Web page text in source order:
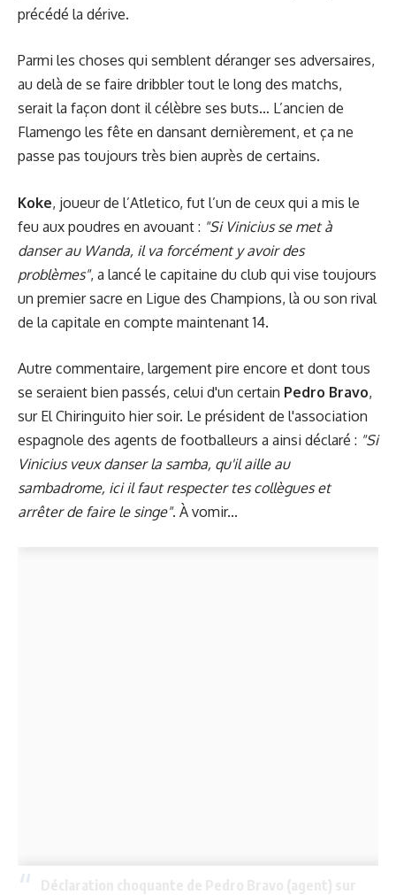
précédé la dérive.
Parmi les choses qui semblent déranger ses adversaires,
au delà de se faire dribbler tout le long des matchs,
serait la façon dont il célèbre ses buts… L’ancien de
Flamengo les fête en dansant dernièrement, et ça ne
passe pas toujours très bien auprès de certains.
Koke, joueur de l’Atletico, fut l’un de ceux qui a mis le
feu aux poudres en avouant : "Si Vinicius se met à
danser au Wanda, il va forcément y avoir des
problèmes", a lancé le capitaine du club qui vise toujours
un premier sacre en Ligue des Champions, là ou son rival
de la capitale en compte maintenant 14.
Autre commentaire, largement pire encore et dont tous
se seraient bien passés, celui d'un certain Pedro Bravo,
sur El Chiringuito hier soir. Le président de l'association
espagnole des agents de footballeurs a ainsi déclaré : "Si
Vinicius veux danser la samba, qu'il aille au
sambadrome, ici il faut respecter tes collègues et
arrêter de faire le singe". À vomir...